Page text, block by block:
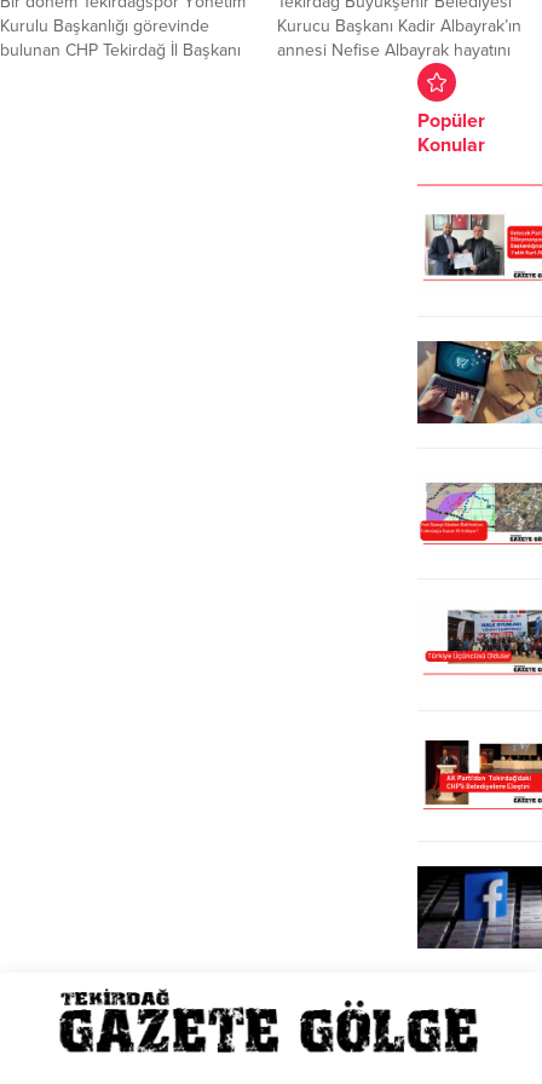
medyaya büyük önem verilmesi...
Kurulu Başkanlığı görevinde
bulunan CHP Tekirdağ İl Başkanı
Kurucu Başkanı Kadir Albayrak’ın
annesi Nefise Albayrak hayatını
kaybetti. ​ ​Aile tarafından yapılan
açıklamaya göre, cenaze töreni 16
Haziran 2026 Salı günü
gerçekleştirilecek. Öğle namazını
merhume, Eski Mezarlık’ta son
yolculuğuna uğurlanacak. ​Aileden
Çağrı: “Çelenk Yerine LÖSEV’e...
Popüler
Konular